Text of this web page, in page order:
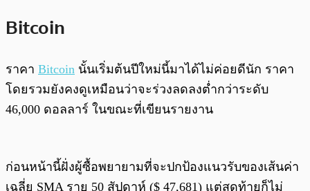
Bitcoin
ราคา Bitcoin นั้นเริ่มต้นปีใหม่นี้มาได้ไม่ค่อยดีนัก ราคา
โดยรวมยังคงดูเหมือนว่าจะร่วงลดลงต่ำกว่าระดับ
46,000 ดอลลาร์ ในขณะที่เขียนรายงาน
ก่อนหน้านี้ฝั่งผู้ซื้อพยายามที่จะปกป้องแนวรับของเส้นค่า
เฉลี่ย SMA ราย 50 สัปดาห์ ($ 47,681) แต่สุดท้ายก็ไม่